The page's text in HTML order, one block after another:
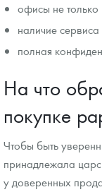
офисы не
наличие
полная
На что
покупке
Чтобы быть
принадлежала
у доверенных